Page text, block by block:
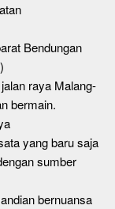
Bendungan
raya Malang-
bermain.
yang baru saja
sumber
bernuansa